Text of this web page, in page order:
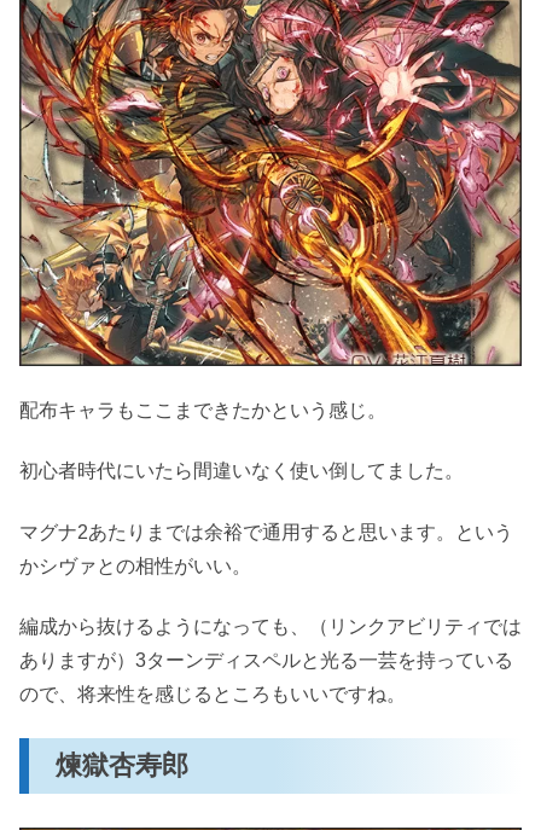
配布キャラもここまできたかという感じ。
初心者時代にいたら間違いなく使い倒してました。
マグナ2あたりまでは余裕で通用すると思います。という
かシヴァとの相性がいい。
編成から抜けるようになっても、（リンクアビリティでは
ありますが）3ターンディスペルと光る一芸を持っている
ので、将来性を感じるところもいいですね。
煉獄杏寿郎